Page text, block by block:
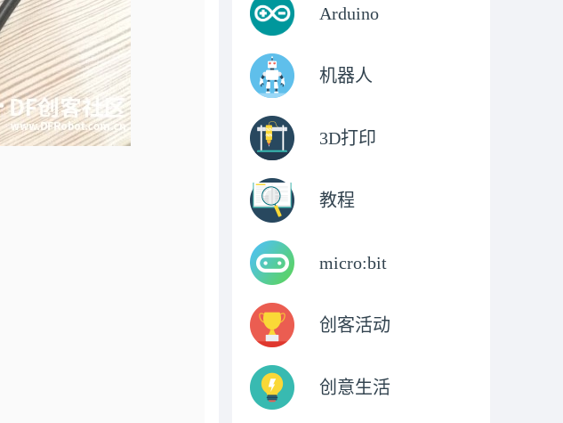
Arduino
机器人
3D打印
教程
micro:bit
创客活动
创意生活